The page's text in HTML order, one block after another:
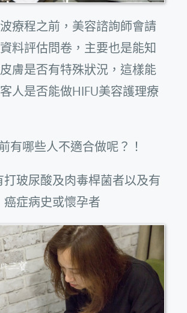
療程之前，美容諮詢師會請
料評估問卷，主要也是能知
膚是否有特殊狀況，這樣能
人是否能做HIFU美容護理療
有哪些人不適合做呢？！
打玻尿酸及肉毒桿菌者以及有
癌症病史或懷孕者